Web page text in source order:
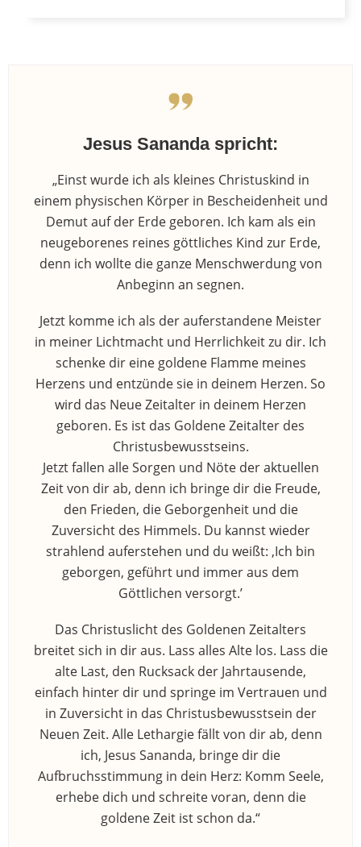
Jesus Sananda spricht:
„Einst wurde ich als kleines Christuskind in
einem physischen Körper in Bescheidenheit und
Demut auf der Erde geboren. Ich kam als ein
neugeborenes reines göttliches Kind zur Erde,
denn ich wollte die ganze Menschwerdung von
Anbeginn an segnen.
Jetzt komme ich als der auferstandene Meister
in meiner Lichtmacht und Herrlichkeit zu dir. Ich
schenke dir eine goldene Flamme meines
Herzens und entzünde sie in deinem Herzen. So
wird das Neue Zeitalter in deinem Herzen
geboren. Es ist das Goldene Zeitalter des
Christusbewusstseins.
Jetzt fallen alle Sorgen und Nöte der aktuellen
Zeit von dir ab, denn ich bringe dir die Freude,
den Frieden, die Geborgenheit und die
Zuversicht des Himmels. Du kannst wieder
strahlend auferstehen und du weißt: ‚Ich bin
geborgen, geführt und immer aus dem
Göttlichen versorgt.’
Das Christuslicht des Goldenen Zeitalters
breitet sich in dir aus. Lass alles Alte los. Lass die
alte Last, den Rucksack der Jahrtausende,
einfach hinter dir und springe im Vertrauen und
in Zuversicht in das Christusbewusstsein der
Neuen Zeit. Alle Lethargie fällt von dir ab, denn
ich, Jesus Sananda, bringe dir die
Aufbruchsstimmung in dein Herz: Komm Seele,
erhebe dich und schreite voran, denn die
goldene Zeit ist schon da.“